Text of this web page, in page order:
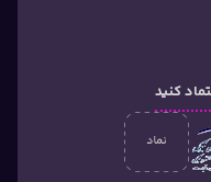
کنید